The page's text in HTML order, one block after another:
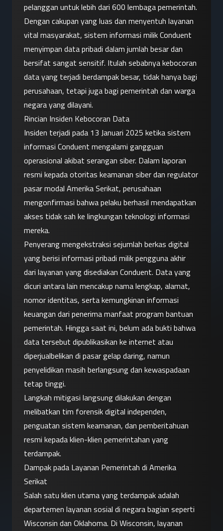
pelanggan untuk lebih dari 600 lembaga pemerintah.
Dengan cakupan yang luas dan menyentuh layanan
vital masyarakat, sistem informasi milik Conduent
menyimpan data pribadi dalam jumlah besar dan
bersifat sangat sensitif. Itulah sebabnya kebocoran
data yang terjadi berdampak besar, tidak hanya bagi
perusahaan, tetapi juga bagi pemerintah dan warga
negara yang dilayani.
Rincian Insiden Kebocoran Data
Insiden terjadi pada 13 Januari 2025 ketika sistem
informasi Conduent mengalami gangguan
operasional akibat serangan siber. Dalam laporan
resmi kepada otoritas keamanan siber dan regulator
pasar modal Amerika Serikat, perusahaan
mengonfirmasi bahwa pelaku berhasil mendapatkan
akses tidak sah ke lingkungan teknologi informasi
mereka.
Penyerang mengekstraksi sejumlah berkas digital
yang berisi informasi pribadi milik pengguna akhir
dari layanan yang disediakan Conduent. Data yang
dicuri antara lain mencakup nama lengkap, alamat,
nomor identitas, serta kemungkinan informasi
keuangan dari penerima manfaat program bantuan
pemerintah. Hingga saat ini, belum ada bukti bahwa
data tersebut dipublikasikan ke internet atau
diperjualbelikan di pasar gelap daring, namun
penyelidikan masih berlangsung dan kewaspadaan
tetap tinggi.
Langkah mitigasi langsung dilakukan dengan
melibatkan tim forensik digital independen,
penguatan sistem keamanan, dan pemberitahuan
resmi kepada klien-klien pemerintahan yang
terdampak.
Dampak pada Layanan Pemerintah di Amerika
Serikat
Salah satu klien utama yang terdampak adalah
departemen layanan sosial di negara bagian seperti
Wisconsin dan Oklahoma. Di Wisconsin, layanan